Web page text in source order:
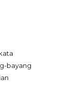
bayang